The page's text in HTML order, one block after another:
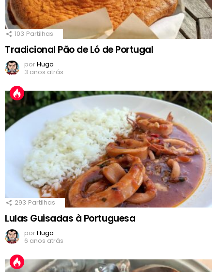
103 Partilhas
Tradicional Pão de Ló de Portugal
porHugo
3 anos atrás
293 Partilhas
Lulas Guisadas à Portuguesa
porHugo
6 anos atrás